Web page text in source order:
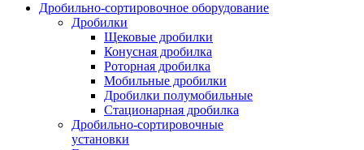
Дробильно-сортировочное оборудование
Дробилки
Щековые дробилки
Конусная дробилка
Роторная дробилка
Мобильные дробилки
Дробилки полумобильные
Стационарная дробилка
Дробильно-сортировочные
установки